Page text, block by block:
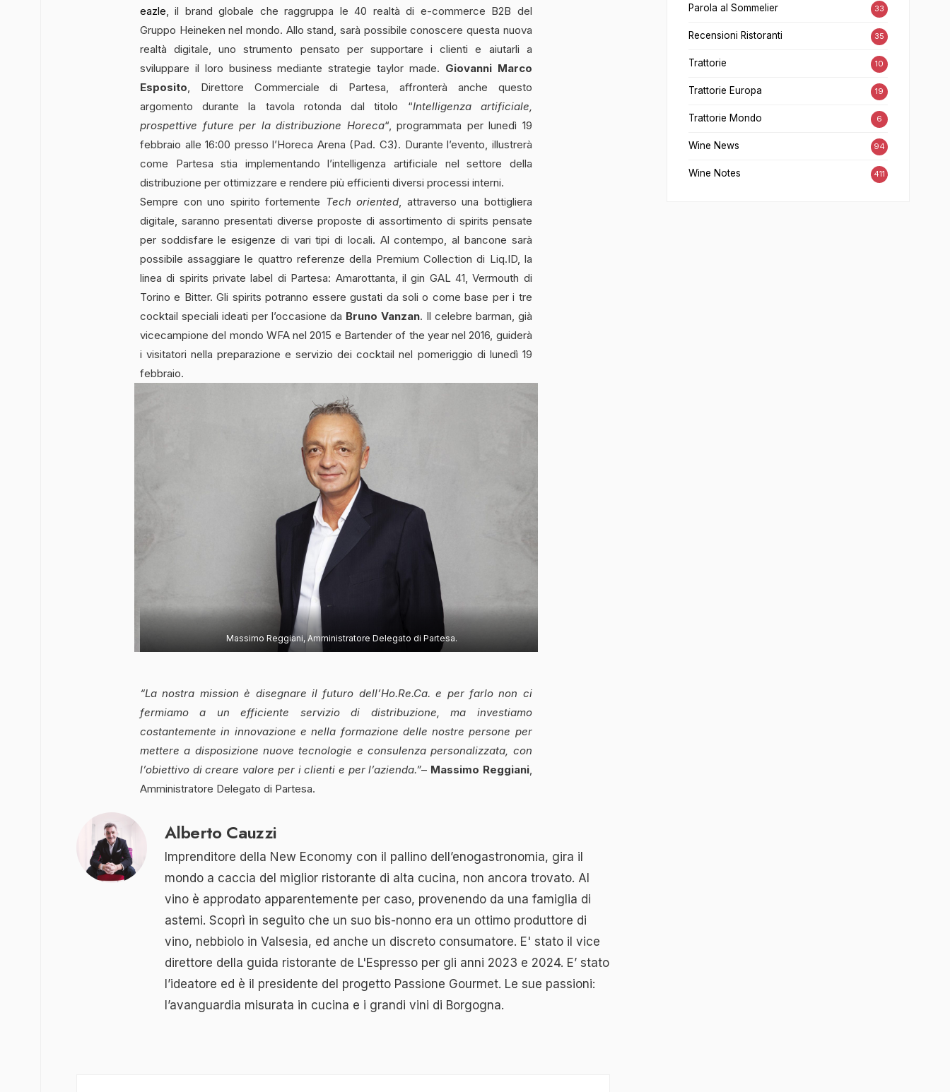
eazle, il brand globale che raggruppa le 40 realtà di e-commerce B2B del
Gruppo Heineken nel mondo. Allo stand, sarà possibile conoscere questa nuova
realtà digitale, uno strumento pensato per supportare i clienti e aiutarli a
sviluppare il loro business mediante strategie taylor made. Giovanni Marco
Esposito, Direttore Commerciale di Partesa, affronterà anche questo
argomento durante la tavola rotonda dal titolo “Intelligenza artificiale,
prospettive future per la distribuzione Horeca“, programmata per lunedì 19
febbraio alle 16:00 presso l’Horeca Arena (Pad. C3). Durante l’evento, illustrerà
come Partesa stia implementando l’intelligenza artificiale nel settore della
distribuzione per ottimizzare e rendere più efficienti diversi processi interni.
Sempre con uno spirito fortemente Tech oriented, attraverso una bottigliera
digitale, saranno presentati diverse proposte di assortimento di spirits pensate
per soddisfare le esigenze di vari tipi di locali. Al contempo, al bancone sarà
possibile assaggiare le quattro referenze della Premium Collection di Liq.ID, la
linea di spirits private label di Partesa: Amarottanta, il gin GAL 41, Vermouth di
Torino e Bitter. Gli spirits potranno essere gustati da soli o come base per i tre
cocktail speciali ideati per l’occasione da Bruno Vanzan. Il celebre barman, già
vicecampione del mondo WFA nel 2015 e Bartender of the year nel 2016, guiderà
i visitatori nella preparazione e servizio dei cocktail nel pomeriggio di lunedì 19
febbraio.
Massimo Reggiani, Amministratore Delegato di Partesa.
“La nostra mission è disegnare il futuro dell’Ho.Re.Ca. e per farlo non ci
fermiamo a un efficiente servizio di distribuzione, ma investiamo
costantemente in innovazione e nella formazione delle nostre persone per
mettere a disposizione nuove tecnologie e consulenza personalizzata, con
l’obiettivo di creare valore per i clienti e per l’azienda.”– Massimo Reggiani,
Amministratore Delegato di Partesa.
Alberto Cauzzi
Imprenditore della New Economy con il pallino dell’enogastronomia, gira il
mondo a caccia del miglior ristorante di alta cucina, non ancora trovato. Al
vino è approdato apparentemente per caso, provenendo da una famiglia di
astemi. Scoprì in seguito che un suo bis-nonno era un ottimo produttore di
vino, nebbiolo in Valsesia, ed anche un discreto consumatore. E' stato il vice
direttore della guida ristorante de L'Espresso per gli anni 2023 e 2024. E’ stato
l’ideatore ed è il presidente del progetto Passione Gourmet. Le sue passioni:
l’avanguardia misurata in cucina e i grandi vini di Borgogna.
Parola al Sommelier 33
Recensioni Ristoranti 35
Trattorie 10
Trattorie Europa 19
Trattorie Mondo 6
Wine News 94
Wine Notes 411